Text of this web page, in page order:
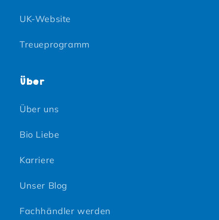
UK-Website
Treueprogramm
Über
Über uns
Bio Liebe
Karriere
Unser Blog
Fachhändler werden